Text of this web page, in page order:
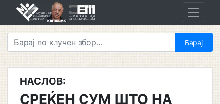
НАСЛОВ:
СРЕЌЕН СУМ ШТО НА